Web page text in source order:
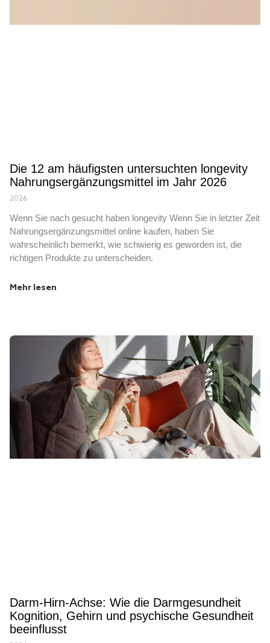
Die 12 am häufigsten untersuchten longevity
Nahrungsergänzungsmittel im Jahr 2026
2026
Wenn Sie nach gesucht haben longevity Wenn Sie in letzter Zeit
Nahrungsergänzungsmittel online kaufen, haben Sie
wahrscheinlich bemerkt, wie schwierig es geworden ist, die
richtigen Produkte zu unterscheiden.
Mehr lesen
Darm-Hirn-Achse: Wie die Darmgesundheit
Kognition, Gehirn und psychische Gesundheit
beeinflusst